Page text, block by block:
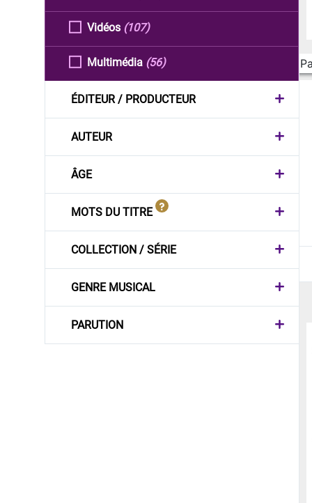
Vidéos (107)
Multimédia (56)
ÉDITEUR / PRODUCTEUR
AUTEUR
ÂGE
MOTS DU TITRE
COLLECTION / SÉRIE
GENRE MUSICAL
PARUTION